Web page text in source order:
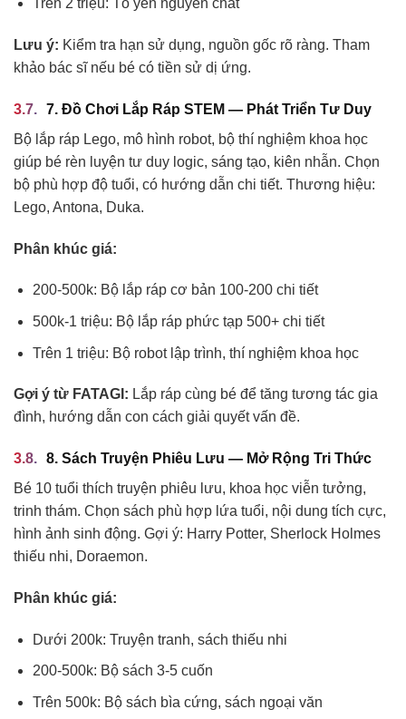
Trên 2 triệu: Tổ yến nguyên chất
Lưu ý: Kiểm tra hạn sử dụng, nguồn gốc rõ ràng. Tham
khảo bác sĩ nếu bé có tiền sử dị ứng.
7. Đồ Chơi Lắp Ráp STEM — Phát Triển Tư Duy
Bộ lắp ráp Lego, mô hình robot, bộ thí nghiệm khoa học
giúp bé rèn luyện tư duy logic, sáng tạo, kiên nhẫn. Chọn
bộ phù hợp độ tuổi, có hướng dẫn chi tiết. Thương hiệu:
Lego, Antona, Duka.
Phân khúc giá:
200-500k: Bộ lắp ráp cơ bản 100-200 chi tiết
500k-1 triệu: Bộ lắp ráp phức tạp 500+ chi tiết
Trên 1 triệu: Bộ robot lập trình, thí nghiệm khoa học
Gợi ý từ FATAGI: Lắp ráp cùng bé để tăng tương tác gia
đình, hướng dẫn con cách giải quyết vấn đề.
8. Sách Truyện Phiêu Lưu — Mở Rộng Tri Thức
Bé 10 tuổi thích truyện phiêu lưu, khoa học viễn tưởng,
trinh thám. Chọn sách phù hợp lứa tuổi, nội dung tích cực,
hình ảnh sinh động. Gợi ý: Harry Potter, Sherlock Holmes
thiếu nhi, Doraemon.
Phân khúc giá:
Dưới 200k: Truyện tranh, sách thiếu nhi
200-500k: Bộ sách 3-5 cuốn
Trên 500k: Bộ sách bìa cứng, sách ngoại văn